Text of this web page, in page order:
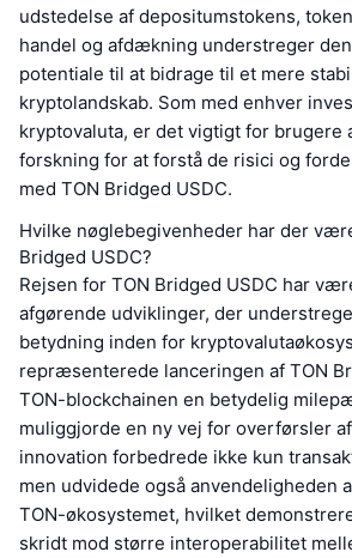
udstedelse af depositumstokens,
handel og afdækning understreger
potentiale til at bidrage til et mere
kryptolandskab. Som med enhver
kryptovaluta, er det vigtigt for brugere
forskning for at forstå de risici og
med TON Bridged USDC.
Hvilke nøglebegivenheder har der
Bridged USDC?
Rejsen for TON Bridged USDC har
afgørende udviklinger, der
betydning inden for
repræsenterede lanceringen af TON
TON-blockchainen en betydelig
muliggjorde en ny vej for overførsler
innovation forbedrede ikke kun
men udvidede også anvendeligheden
TON-økosystemet, hvilket
skridt mod større interoperabilitet